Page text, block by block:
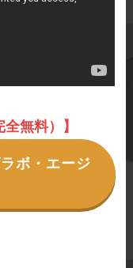
無料）】
ボ・エージ